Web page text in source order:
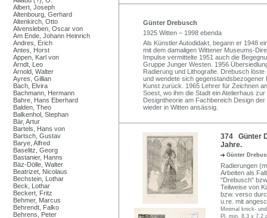
Albert, Joseph
Altenbourg, Gerhard
Altenkirch, Otto
Alvensleben, Oscar von
Am Ende, Johann Heinrich
Andres, Erich
Antes, Horst
Appen, Karl von
Arndt, Leo
Arnold, Walter
Ayres, Gillian
Bach, Elvira
Bachmann, Hermann
Bahre, Hans Eberhard
Balden, Theo
Balkenhol, Stephan
Bär, Artur
Bartels, Hans von
Bartsch, Gustav
Barye, Alfred
Baselitz, Georg
Bastanier, Hanns
Bäz-Dölle, Walter
Beatrizet, Nicolaus
Bechstein, Lothar
Beck, Lothar
Beckert, Fritz
Behmer, Marcus
Behrendt, Falko
Behrens, Peter
Günter Drebusch
1925 Witten – 1998 ebenda
Als Künstler Autodidakt, begann er 1948
mit dem damaligen Wittener Museums-
Impulse vermittelte 1951 auch die
Gruppe Junger Westen. 1956
Radierung und Lithografie. Drebusch
und wendete sich
Kunst zurück. 1965 Lehrer für Zeichnen
Soest, wo ihm die Stadt ein Atelierhaus
Designtheorie am Fachbereich Design
wieder in Witten ansässig.
374 Günter
Jahre.
Günter
Radierungen
Arbeiten als
"Drebusch"
Teilweise von
bzw. verso
u.re. mit
Minimal knick-
Pl. min. 8,3 x 7,2